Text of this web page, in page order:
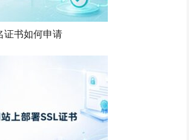
书如何申请